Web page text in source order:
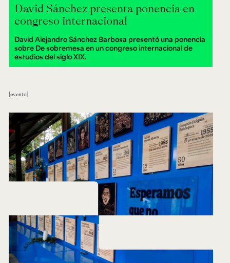
David Sánchez presenta ponencia en
congreso internacional
David Alejandro Sánchez Barbosa presentó una ponencia
sobre De sobremesa en un congreso internacional de
estudios del siglo XIX.
evento